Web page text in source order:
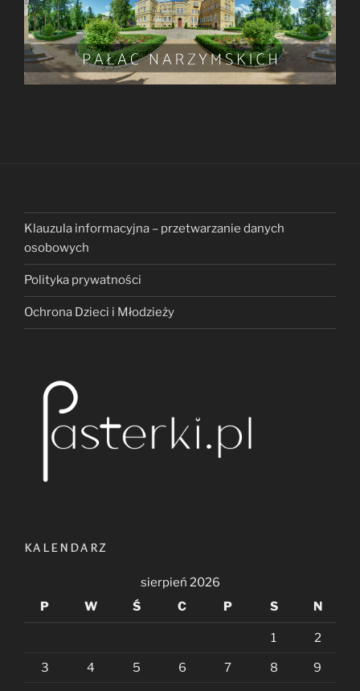
Klauzula informacyjna – przetwarzanie danych
osobowych
Polityka prywatności
Ochrona Dzieci i Młodzieży
KALENDARZ
sierpień 2026
P
W Ś C P S N
1 2
3 4 5 6 7 8 9